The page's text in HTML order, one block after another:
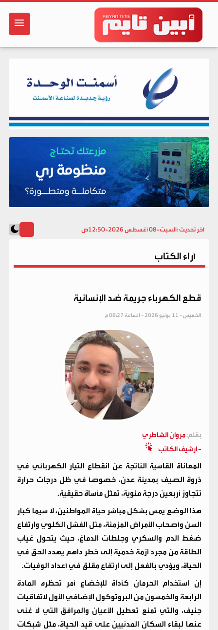
آخر تحديث :السبت-08 أغسطس 2026-12:50ص
آراء الكتاب
قطع الكهرباء جريمة ضد الإنسانية
الخميس - 11 يونيو 2026 - الساعة 08:27 م
بقلم:مروان الشاطري
- ارشيف الكاتب
المعاناة القاسية الناتجة عن انقطاع التيار الكهربائي في
ذروة الصيف بمدينة عدن، خصوصاً في ظل درجات حرارة
تتجاوز أربعين درجة مئوية، تمثل مأساة حقيقية.
هذا الوضع يمس بشكل مباشر حياة المواطنين، لا سيما كبار
السن وأصحاب الأمراض المزمنة، مثل الفشل الكلوي وارتفاع
ضغط الدم والسكري وجلطات الدماغ، حيث يتحول غياب
الطاقة من مجرد أزمة خدمية إلى خطر داهم يهدد الحق في
الحياة، ويؤدي بالفعل إلى ارتفاع مقلق في أعداد الوفيات.
إن استخدام الحرمان كأداة للإخضاع أمر تحظره المادة
الرابعة والخمسون من البروتوكول الإضافي الأول لاتفاقيات
جنيف، والتي تمنع تعطيل الأعيان والمرافق التي لا غنى
عنها لبقاء السكان المدنيين على قيد الحياة، مثل شبكات